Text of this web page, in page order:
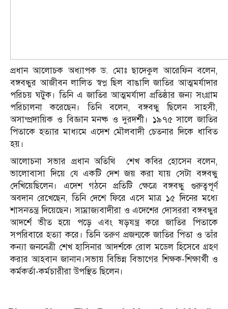
প্রধান আলোচক অধ্যাপক ড. মোঃ ছাদেকুল আরেফিন বলেন,
বঙ্গবন্ধুর আজীবন লালিত স্বপ্ন ছিল বাঙালি জাতির আত্মমর্যাদার
পরিচয় ঘটুক। তিনি এ জাতির আত্মমর্যাদা প্রতিষ্ঠার জন্য সংগ্রাম
পরিচালনা করেছেন। তিনি বলেন, বঙ্গবন্ধু ছিলেন সাহসী,
অসাম্প্রদায়িক ও বিজ্ঞান মনষ্ক ও দুরদর্শী। ১৯৭৫ সালে জাতির
পিতাকে হত্যার মাধ্যমে এদেশ মৌলবাদী চেতনার দিকে ধাবিত
হয়।
আলোচনা সভার প্রধান অতিথি শেখ কবির হোসেন বলেন,
ভালোবাসা দিয়ে যে একটি দেশ জয় করা যায় সেটা বঙ্গবন্ধু
দেখিয়েছিলেন। এদেশ গঠনে প্রতিটি ক্ষেত্রে বঙ্গবন্ধু গুরুত্বপূর্ণ
অবদান রেখেছেন, তিনি দেশে ফিরে এসে মাত্র ১৫ দিনের মধ্যে
শাসনতন্ত্র দিয়েছেন। সাম্রাজ্যবাদীরা ও এদেশের দোসররা বঙ্গবন্ধুর
আদর্শে ভীত হয়ে পড়ে এবং ষড়যন্ত্র করে জাতির পিতাকে
সপরিবারে হত্যা করে। তিনি তরুণ প্রজন্মকে জাতির পিতা ও তাঁর
কন্যা জননেত্রী শেখ হাসিনার আদর্শকে রোল মডেল হিসেবে গ্রহণ
করার আহবান জানান।সভায় বিভিন্ন বিভাগের শিক্ষক-শিক্ষার্থী ও
কর্মকর্তা-কর্মচারীরা উপস্থিত ছিলেন।